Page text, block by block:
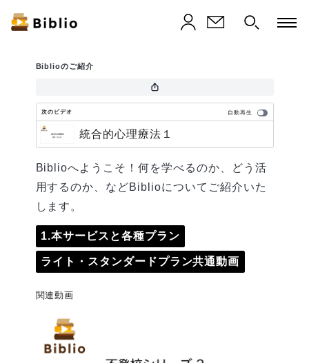
Biblioのご紹介
次のビデオ 自動再生
統合的心理療法１
Biblioへようこそ！何を学べるのか、どう活
用するのか、などBiblioについてご紹介いた
します。
1.本サービスと各種プラン
ライト・スタンダードプラン共通動画
関連動画